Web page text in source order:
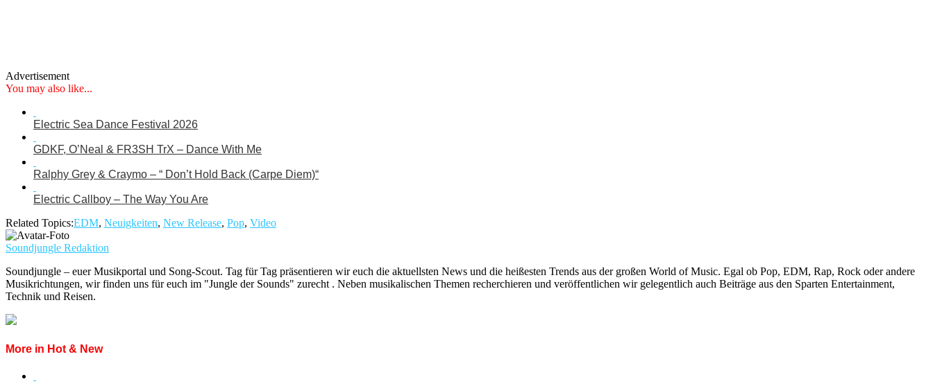
Advertisement
You may also like...
Electric Sea Dance Festival 2026
GDKF, O’Neal & FR3SH TrX – Dance With Me
Ralphy Grey & Craymo – “ Don’t Hold Back (Carpe Diem)“
Electric Callboy – The Way You Are
Related Topics:EDM, Neuigkeiten, New Release, Pop, Video
Soundjungle Redaktion
Soundjungle – euer Musikportal und Song-Scout. Tag für Tag präsentieren wir euch die aktuellsten News und die heißesten Trends aus der großen World of Music. Egal ob Pop, EDM, Rap, Rock oder andere
Musikrichtungen, wir finden uns für euch im "Jungle der Sounds" zurecht . Neben musikalischen Themen recherchieren und veröffentlichen wir gelegentlich auch Beiträge aus den Sparten Entertainment,
Technik und Reisen.
More in Hot & New